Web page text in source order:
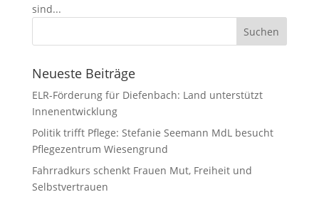
sind...
Neueste Beiträge
ELR-Förderung für Diefenbach: Land unterstützt
Innenentwicklung
Politik trifft Pflege: Stefanie Seemann MdL besucht
Pflegezentrum Wiesengrund
Fahrradkurs schenkt Frauen Mut, Freiheit und
Selbstvertrauen